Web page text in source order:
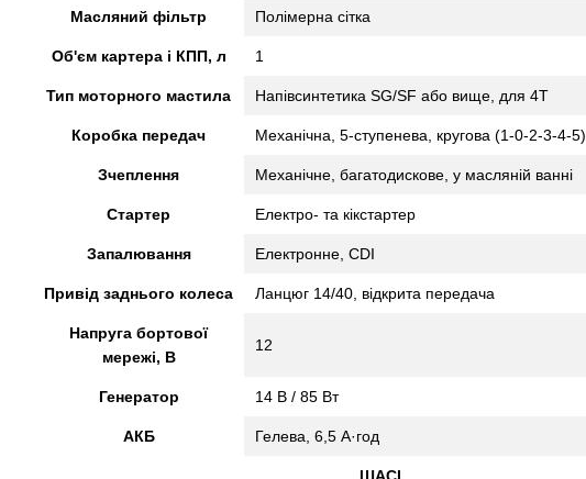
Масляний фільтр Полімерна сітка
Об'єм картера і КПП, л 1
Тип моторного мастила Напівсинтетика SG/SF або вище, для 4Т
Коробка передач Механічна, 5-ступенева, кругова (1-0-2-3-4-5)
Зчеплення Механічне, багатодискове, у масляній ванні
Стартер Електро- та кікстартер
Запалювання Електронне, CDI
Привід заднього колеса Ланцюг 14/40, відкрита передача
Напруга бортової
мережі, В
12
Генератор 14 В / 85 Вт
АКБ Гелева, 6,5 А·год